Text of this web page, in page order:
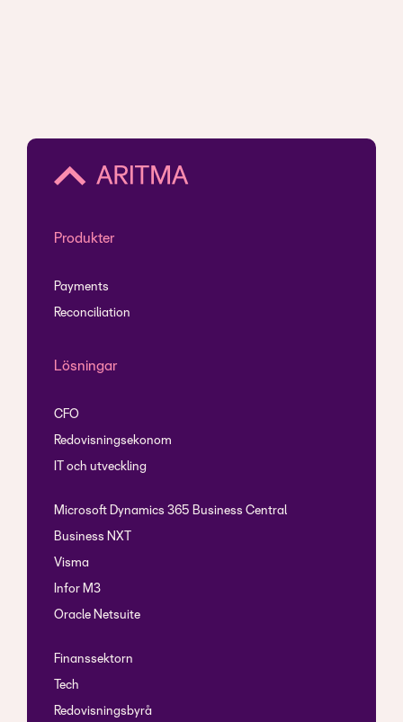
Produkter
Payments
Reconciliation
Lösningar
CFO
Redovisningsekonom
IT och utveckling
Microsoft Dynamics 365 Business Central
Business NXT
Visma
Infor M3
Oracle Netsuite
Finanssektorn
Tech
Redovisningsbyrå